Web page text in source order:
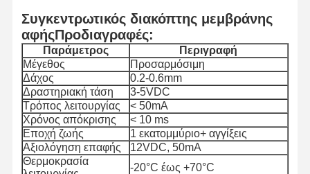
Συγκεντρωτικός διακόπτης μεμβράνης
αφήςΠροδιαγραφές:
Παράμετρος
Περιγραφή
Μέγεθος
Προσαρμόσιμη
Δάχος
0.2-0.6mm
Δραστηριακή τάση
3-5VDC
Τρόπος λειτουργίας
< 50mA
Χρόνος απόκρισης
< 10 ms
Εποχή ζωής
1 εκατομμύριο+ αγγίξεις
Αξιολόγηση επαφής
12VDC, 50mA
Θερμοκρασία
-20°C έως +70°C